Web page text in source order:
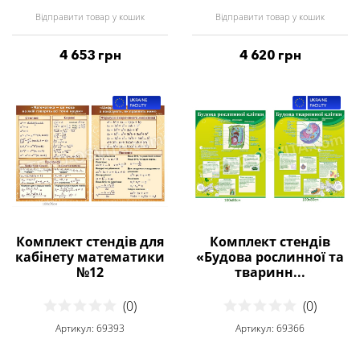
Відправити товар у кошик
4 653 грн
Відправити товар у кошик
4 620 грн
Комплект стендів для
кабінету математики
№12
(0)
Артикул: 69393
Комплект стендів
«Будова рослинної та
тваринн...
(0)
Артикул: 69366